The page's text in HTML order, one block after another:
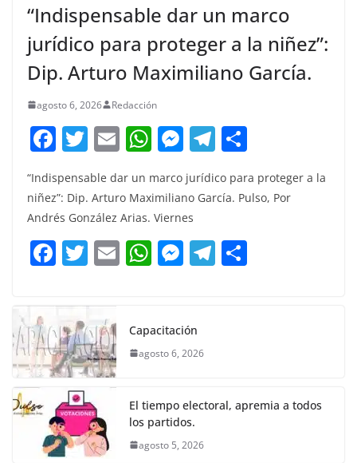
“Indispensable dar un marco
jurídico para proteger a la niñez”:
Dip. Arturo Maximiliano García.
agosto 6, 2026 Redacción
F
c
e
b
o
k
T
itt
er
E
ai
l
W
at
s
A
p
M
ss
e
n
g
T
e
a
m
m
“Indispensable dar un marco jurídico para proteger a la
niñez”: Dip. Arturo Maximiliano García. Pulso, Por
Andrés González Arias. Viernes
F
c
e
b
o
o
k
T
itt
er
E W
s
A
p
M
e
n
er
T
Capacitación
agosto 6, 2026
El tiempo electoral, apremia a todos
los partidos.
agosto 5, 2026